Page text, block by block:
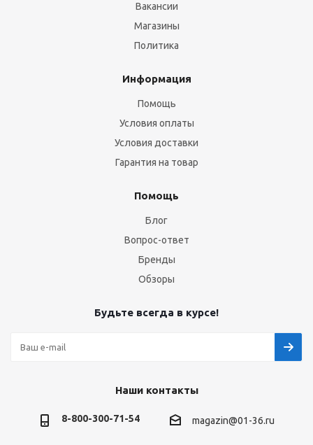
Вакансии
Магазины
Политика
Информация
Помощь
Условия оплаты
Условия доставки
Гарантия на товар
Помощь
Блог
Вопрос-ответ
Бренды
Обзоры
Будьте всегда в курсе!
Наши контакты
8-800-300-71-54 magazin@01-36.ru